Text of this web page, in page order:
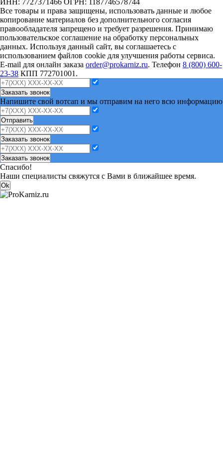
ИНН: 7727371466 ОГРН: 1187746578744
Все товары и права защищены, использовать данные и любое
копирование материалов без дополнительного согласия
правообладателя запрещено и требует разрешения. Принимаю
пользовательское соглашение на обработку персональных
данных. Используя данный сайт, вы соглашаетесь с
использованием файлов cookie для улучшения работы сервиса.
E-mail для онлайн заказа order@prokarniz.ru. Телефон 8 (800) 600-
23-38 КПП 772701001.
Заказать звонок
Напишите свой вотсап и мы отправим на него всю информацию
Отправить
Заказать звонок
Заказать звонок
Спасибо!
Наши специалисты свяжутся с Вами в ближайшее время.
Ok